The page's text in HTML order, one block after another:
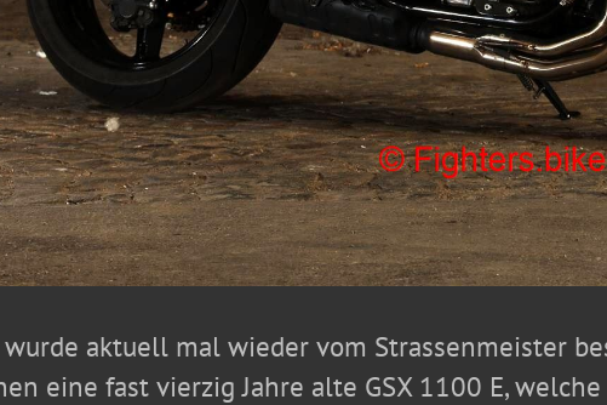
aktuell mal wieder vom Strassenmeister
eine fast vierzig Jahre alte GSX 1100 E,